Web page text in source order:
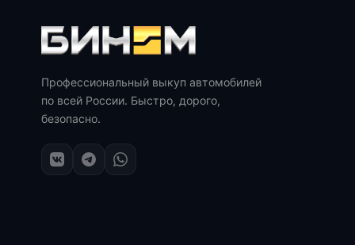
Профессиональный выкуп автомобилей
по всей России. Быстро, дорого,
безопасно.